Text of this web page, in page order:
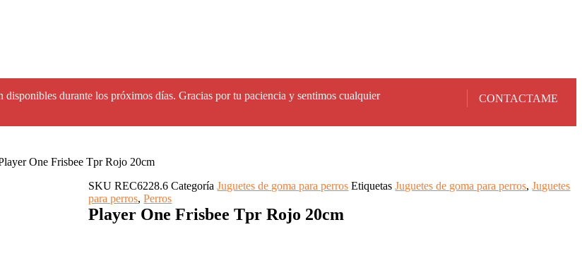
CONTACTAME
durante los próximos días. Gracias por tu paciencia y sentimos cualquier
One Frisbee Tpr Rojo 20cm
SKUREC6228.6Categoría Juguetes de goma para perros Etiquetas Juguetes de goma para perros,Juguetes
para perros,Perros
Player One Frisbee Tpr Rojo 20cm